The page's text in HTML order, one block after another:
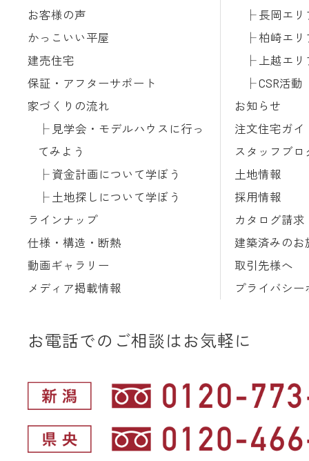
お客様の声
かっこいい平屋
建売住宅
保証・アフターサポート
家づくりの流れ
見学会・モデルハウスに行っ
てみよう
資金計画について学ぼう
土地探しについて学ぼう
ラインナップ
仕様・構造・断熱
動画ギャラリー
メディア掲載情報
長岡エリ
柏崎エリ
上越エリ
CSR活動
お知らせ
注文住宅ガイ
スタッフブロ
土地情報
採用情報
カタログ請求
建築済みのお
取引先様へ
プライバシー
お電話でのご相談はお気軽に